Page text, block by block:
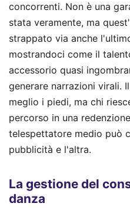
concorrenti. Non è una
stata veramente, ma
strappato via anche
mostrandoci come il
accessorio quasi
generare narrazioni virali.
meglio i piedi, ma chi
percorso in una
telespettatore medio può
pubblicità e l'altra.
La gestione del
danza